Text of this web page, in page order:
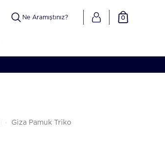
0
Giza Pamuk Triko